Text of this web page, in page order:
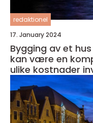
redaktionel
17. January 2024
Bygging av et
kan være en
ulike kostnader